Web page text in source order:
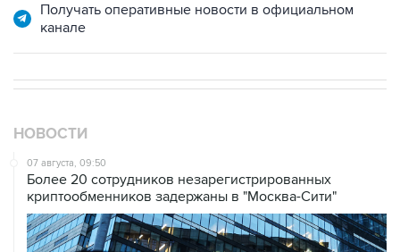
Получать оперативные новости в официальном
канале
НОВОСТИ
07 августа, 09:50
Более 20 сотрудников незарегистрированных
криптообменников задержаны в "Москва-Сити"